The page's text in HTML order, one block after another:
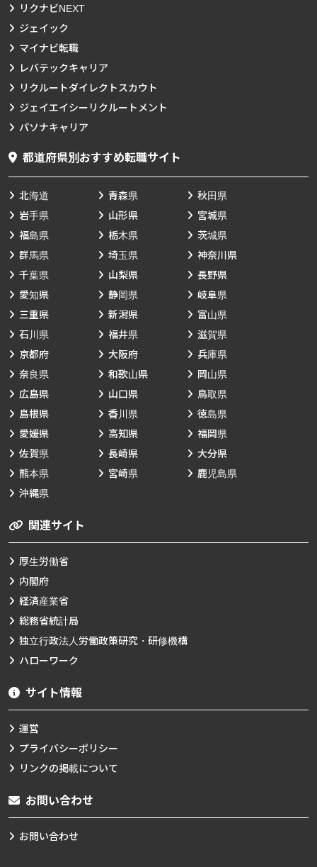
リクナビNEXT
ジェイック
マイナビ転職
レバテックキャリア
リクルートダイレクトスカウト
ジェイエイシーリクルートメント
パソナキャリア
都道府県別おすすめ転職サイト
北海道 青森県
秋田県
岩手県
山形県
宮城県
福島県
栃木県
茨城県
群馬県
埼玉県
神奈川県
千葉県
山梨県
長野県
愛知県
静岡県
岐阜県
三重県
新潟県
富山県
石川県
福井県
滋賀県
京都府
大阪府
兵庫県
奈良県
和歌山県
岡山県
広島県
山口県
鳥取県
島根県
香川県
徳島県
愛媛県
高知県
福岡県
佐賀県
長崎県
大分県
熊本県
宮崎県
鹿児島県
沖縄県
関連サイト
厚生労働省
内閣府
経済産業省
総務省統計局
独立行政法人労働政策研究・研修機構
ハローワーク
サイト情報
運営
プライバシーポリシー
リンクの掲載について
お問い合わせ
お問い合わせ